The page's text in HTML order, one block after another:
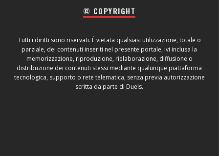
© COPYRIGHT
Tutti i diritti sono riservati. È vietata qualsiasi utilizzazione, totale o
parziale, dei contenuti inseriti nel presente portale, ivi inclusa la
memorizzazione, riproduzione, rielaborazione, diffusione o
distribuzione dei contenuti stessi mediante qualunque piattaforma
tecnologica, supporto o rete telematica, senza previa autorizzazione
scritta da parte di Duels.